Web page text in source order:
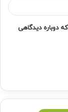
دوباره دیدگاهی